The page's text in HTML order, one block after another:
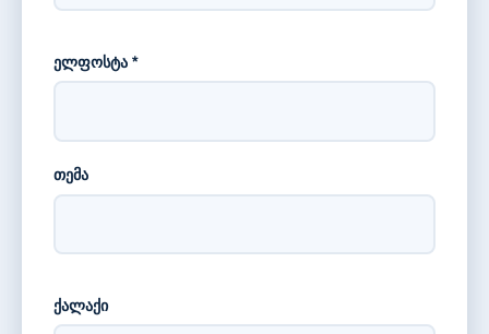
ელფოსტა *
თემა
ქალაქი